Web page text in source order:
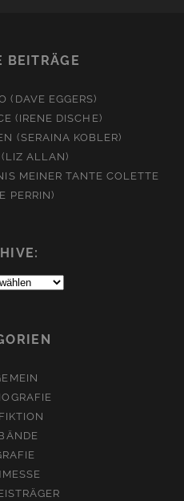
BEITRÄGE
(DAVE EGGERS)
(IRENE DISCHE)
(SERAINA KOBLER)
ALLAN)
MEINER TANTE COLETTE
PERRIN)